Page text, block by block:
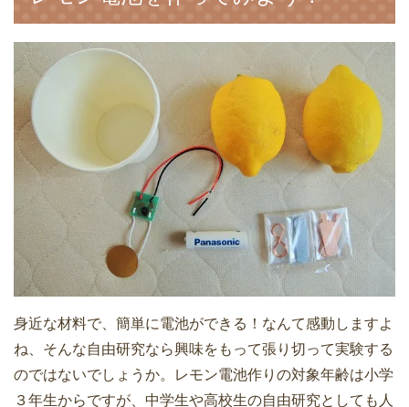
身近な材料で、簡単に電池ができる！なんて感動しますよ
ね、そんな自由研究なら興味をもって張り切って実験する
のではないでしょうか。レモン電池作りの対象年齢は小学
３年生からですが、中学生や高校生の自由研究としても人